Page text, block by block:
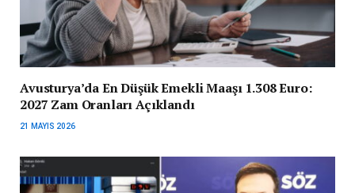
Avusturya’da En Düşük Emekli Maaşı 1.308 Euro:
2027 Zam Oranları Açıklandı
21 MAYIS 2026